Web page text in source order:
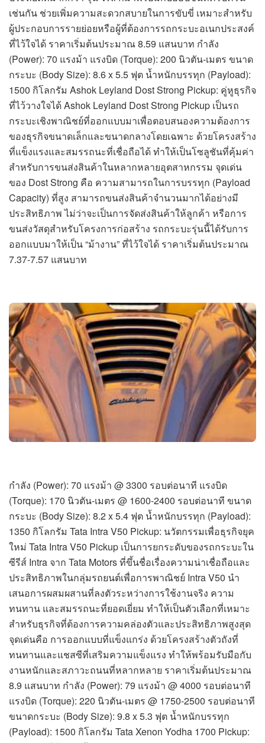
เช่นกัน ช่วยเพิ่มความสะดวกสบายในการขับขี่ เหมาะสำหรับ
ผู้ประกอบการรายย่อยหรือผู้ที่ต้องการรถกระบะอเนกประสงค์
ที่ไว้ใจได้ ราคาเริ่มต้นประมาณ 8.59 แสนบาท กำลัง
(Power): 70 แรงม้า แรงบิด (Torque): 200 นิวตัน-เมตร ขนาด
กระบะ (Body Size): 8.6 x 5.5 ฟุต น้ำหนักบรรทุก (Payload):
1500 กิโลกรัม Ashok Leyland Dost Strong Pickup: คู่หูธุรกิจ
ที่ไว้วางใจได้ Ashok Leyland Dost Strong Pickup เป็นรถ
กระบะเชิงพาณิชย์ที่ออกแบบมาเพื่อตอบสนองความต้องการ
ของธุรกิจขนาดเล็กและขนาดกลางโดยเฉพาะ ด้วยโครงสร้าง
ที่แข็งแรงและสมรรถนะที่เชื่อถือได้ ทำให้เป็นโซลูชันที่คุ้มค่า
สำหรับการขนส่งสินค้าในหลากหลายอุตสาหกรรม จุดเด่น
ของ Dost Strong คือ ความสามารถในการบรรทุก (Payload
Capacity) ที่สูง สามารถขนส่งสินค้าจำนวนมากได้อย่างมี
ประสิทธิภาพ ไม่ว่าจะเป็นการจัดส่งสินค้าให้ลูกค้า หรือการ
ขนส่งวัสดุสำหรับโครงการก่อสร้าง รถกระบะรุ่นนี้ได้รับการ
ออกแบบมาให้เป็น “ม้างาน” ที่ไว้ใจได้ ราคาเริ่มต้นประมาณ
7.37-7.57 แสนบาท
กำลัง (Power): 70 แรงม้า @ 3300 รอบต่อนาที แรงบิด
(Torque): 170 นิวตัน-เมตร @ 1600-2400 รอบต่อนาที ขนาด
กระบะ (Body Size): 8.2 x 5.4 ฟุต น้ำหนักบรรทุก (Payload):
1350 กิโลกรัม Tata Intra V50 Pickup: นวัตกรรมเพื่อธุรกิจยุค
ใหม่ Tata Intra V50 Pickup เป็นการยกระดับของรถกระบะใน
ซีรีส์ Intra จาก Tata Motors ที่ขึ้นชื่อเรื่องความน่าเชื่อถือและ
ประสิทธิภาพในกลุ่มรถยนต์เพื่อการพาณิชย์ Intra V50 นำ
เสนอการผสมผสานที่ลงตัวระหว่างการใช้งานจริง ความ
ทนทาน และสมรรถนะที่ยอดเยี่ยม ทำให้เป็นตัวเลือกที่เหมาะ
สำหรับธุรกิจที่ต้องการความคล่องตัวและประสิทธิภาพสูงสุด
จุดเด่นคือ การออกแบบที่แข็งแกร่ง ด้วยโครงสร้างตัวถังที่
ทนทานและแชสซีที่เสริมความแข็งแรง ทำให้พร้อมรับมือกับ
งานหนักและสภาวะถนนที่หลากหลาย ราคาเริ่มต้นประมาณ
8.9 แสนบาท กำลัง (Power): 79 แรงม้า @ 4000 รอบต่อนาที
แรงบิด (Torque): 220 นิวตัน-เมตร @ 1750-2500 รอบต่อนาที
ขนาดกระบะ (Body Size): 9.8 x 5.3 ฟุต น้ำหนักบรรทุก
(Payload): 1500 กิโลกรัม Tata Xenon Yodha 1700 Pickup: